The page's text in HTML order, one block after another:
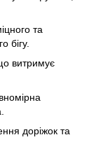
та
бігу.
витримує
доріжок та